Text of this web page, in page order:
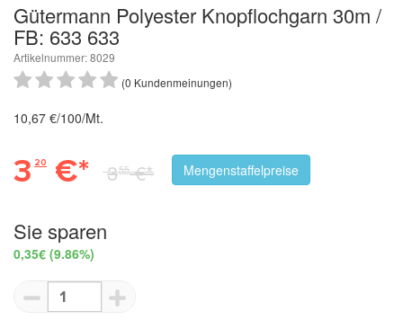
Gütermann Polyester Knopflochgarn 30m /
FB: 633 633
Artikelnummer: 8029
(0 Kundenmeinungen)
10,67 €/100/Mt.
3 20 €* 355€* Mengenstaffelpreise
Sie sparen
0,35€ (9.86%)